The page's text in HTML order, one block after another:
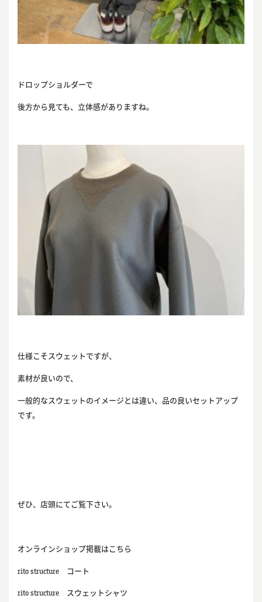
ドロップショルダーで
後方から見ても、立体感がありますね。
仕様こそスウェットですが、
素材が良いので、
一般的なスウェットのイメージとは違い、品の良いセットアップ
です。
ぜひ、店頭にてご覧下さい。
オンラインショップ掲載はこちら
rito structure コート
rito structure スウェットシャツ